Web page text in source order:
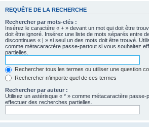
REQUÊTE DE LA RECHERCHE
Rechercher par mots-clés :
Insérez le caractère « + » devant un mot qui doit être
doit être ignoré. Insérez une liste de mots séparés entre
discontinues « | » si seul un des mots doit être trouvé.
comme métacaractère passe-partout si vous souhaitez
partielles.
Rechercher tous les termes ou utiliser une question
Rechercher n’importe quel de ces termes
Rechercher par auteur :
Utilisez un astérisque « * » comme métacaractère passe-
effectuer des recherches partielles.